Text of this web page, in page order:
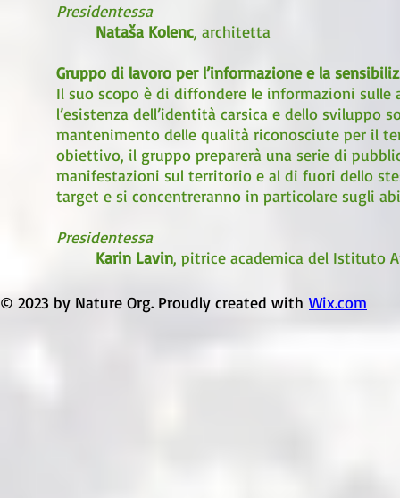
Presidentessa
Nataša Kolenc, architetta
Gruppo di lavoro per l’informazione e la
Il suo scopo è di diffondere le informazioni
l’esistenza dell’identità carsica e dello sviluppo
mantenimento delle qualità riconosciute per il
obiettivo, il gruppo preparerà una serie di
manifestazioni sul territorio e al di fuori dello
target e si concentreranno in particolare sugli
Presidentessa
Karin Lavin, pitrice academica del Istituto
© 2023 by Nature Org. Proudly created with Wix.com